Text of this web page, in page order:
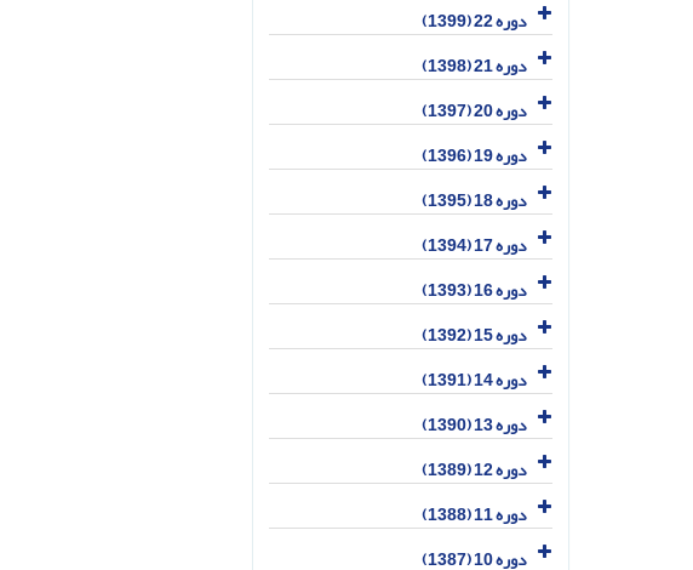
دوره 22 (1399)
دوره 21 (1398)
دوره 20 (1397)
دوره 19 (1396)
دوره 18 (1395)
دوره 17 (1394)
دوره 16 (1393)
دوره 15 (1392)
دوره 14 (1391)
دوره 13 (1390)
دوره 12 (1389)
دوره 11 (1388)
دوره 10 (1387)